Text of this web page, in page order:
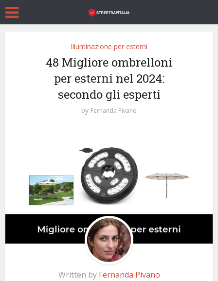
Illuminazione per esterni
48 Migliore ombrelloni
per esterni nel 2024:
secondo gli esperti
by Fernanda Pivano
Written by Fernanda Pivano